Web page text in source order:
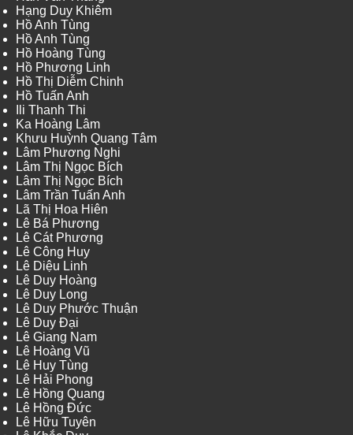
Hạng Duy Khiêm
Hồ Anh Tùng
Hồ Anh Tùng
Hồ Hoàng Tùng
Hồ Phương Linh
Hồ Thị Diễm Chinh
Hồ Tuấn Anh
Ili Thanh Thi
Ka Hoàng Lâm
Khưu Huỳnh Quang Tâm
Lâm Phương Nghi
Lâm Thị Ngọc Bích
Lâm Thị Ngọc Bích
Lâm Trần Tuấn Anh
Lã Thị Hoa Hiên
Lê Bá Phương
Lê Cát Phương
Lê Công Huy
Lê Diệu Linh
Lê Duy Hoàng
Lê Duy Long
Lê Duy Phước Thuận
Lê Duy Đại
Lê Giang Nam
Lê Hoàng Vũ
Lê Huy Tùng
Lê Hải Phong
Lê Hồng Quang
Lê Hồng Đức
Lê Hữu Tuyên